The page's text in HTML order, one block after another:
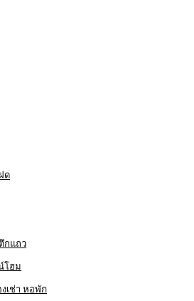
ด
กแถว
โฮม
เช่า หอพัก